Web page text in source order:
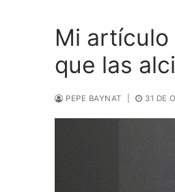
Mi
que las
PEPE BAYNAT 31 DE